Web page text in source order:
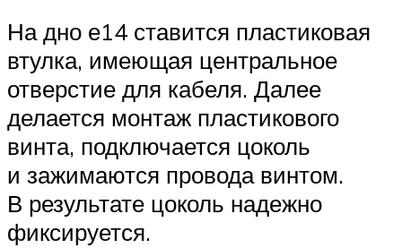
На дно е14 ставится пластиковая
втулка, имеющая центральное
отверстие для кабеля. Далее
делается монтаж пластикового
винта, подключается цоколь
и зажимаются провода винтом.
В результате цоколь надежно
фиксируется.